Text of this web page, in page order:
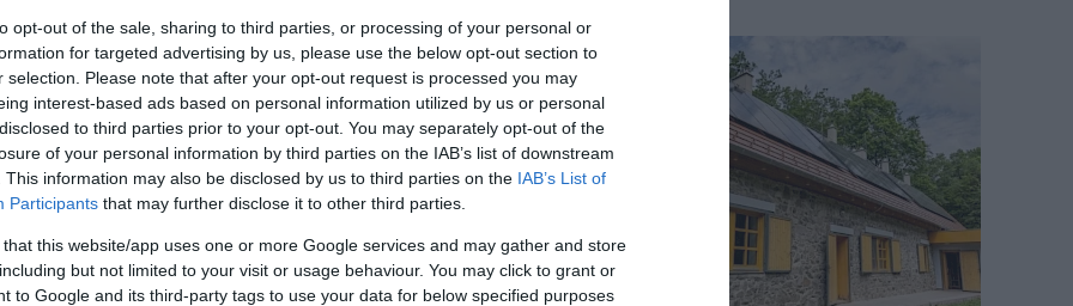
opt-out of the sale, sharing to third parties, or processing of your personal or
for targeted advertising by us, please use the below opt-out section to
selection. Please note that after your opt-out request is processed you may
interest-based ads based on personal information utilized by us or personal
to third parties prior to your opt-out. You may separately opt-out of the
of your personal information by third parties on the IAB’s list of downstream
This information may also be disclosed by us to third parties on the IAB’s List of
Participants that may further disclose it to other third parties.
that this website/app uses one or more Google services and may gather and store
but not limited to your visit or usage behaviour. You may click to grant or
to Google and its third-party tags to use your data for below specified purposes